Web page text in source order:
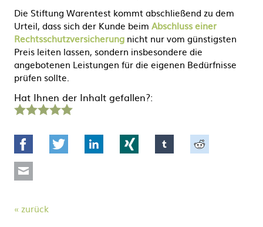
Die Stiftung Warentest kommt abschließend zu dem
Urteil, dass sich der Kunde beim Abschluss einer
Rechtsschutzversicherung nicht nur vom günstigsten
Preis leiten lassen, sondern insbesondere die
angebotenen Leistungen für die eigenen Bedürfnisse
prüfen sollte.
Hat Ihnen der Inhalt gefallen?:
Stern Sterne Sterne Sterne Sterne
Facebook Twitter LinkedIn tumblr
zurück